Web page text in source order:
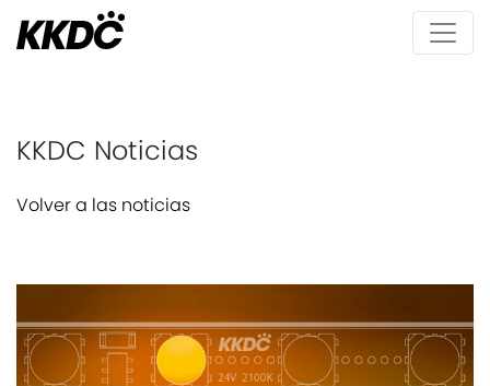
KKDC Noticias
Volver a las noticias